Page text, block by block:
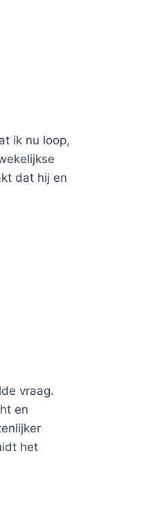
ik nu loop,
dat hij en
vraag.
en
het